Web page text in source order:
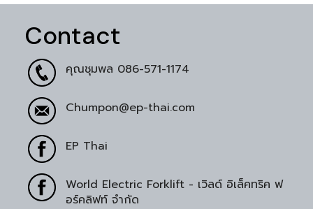
Contact
คุณชุมพล 086-571-1174
Chumpon@ep-thai.com
EP Thai
World Electric Forklift - เวิลด์ อิเล็คทริค ฟ
อร์คลิฟท์ จำกัด